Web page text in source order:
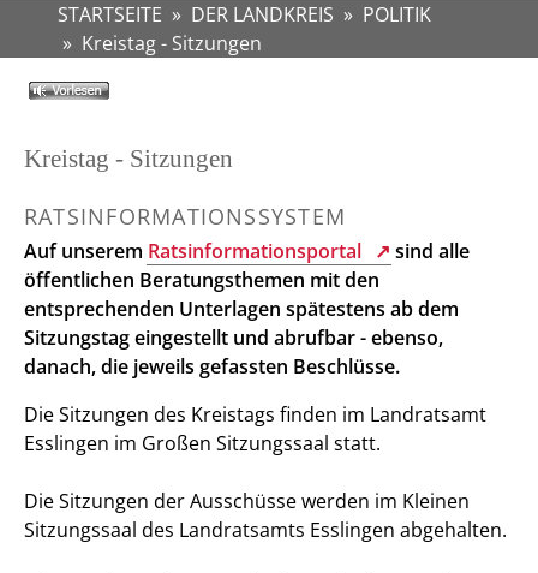
STARTSEITE » DER LANDKREIS » POLITIK
» Kreistag - Sitzungen
Kreistag - Sitzungen
RATSINFORMATIONSSYSTEM
Auf unserem Ratsinformationsportal
sind alle
öffentlichen Beratungsthemen mit den
entsprechenden Unterlagen spätestens ab dem
Sitzungstag eingestellt und abrufbar - ebenso,
danach, die jeweils gefassten Beschlüsse.
Die Sitzungen des Kreistags finden im Landratsamt
Esslingen im Großen Sitzungssaal statt.
Die Sitzungen der Ausschüsse werden im Kleinen
Sitzungssaal des Landratsamts Esslingen abgehalten.